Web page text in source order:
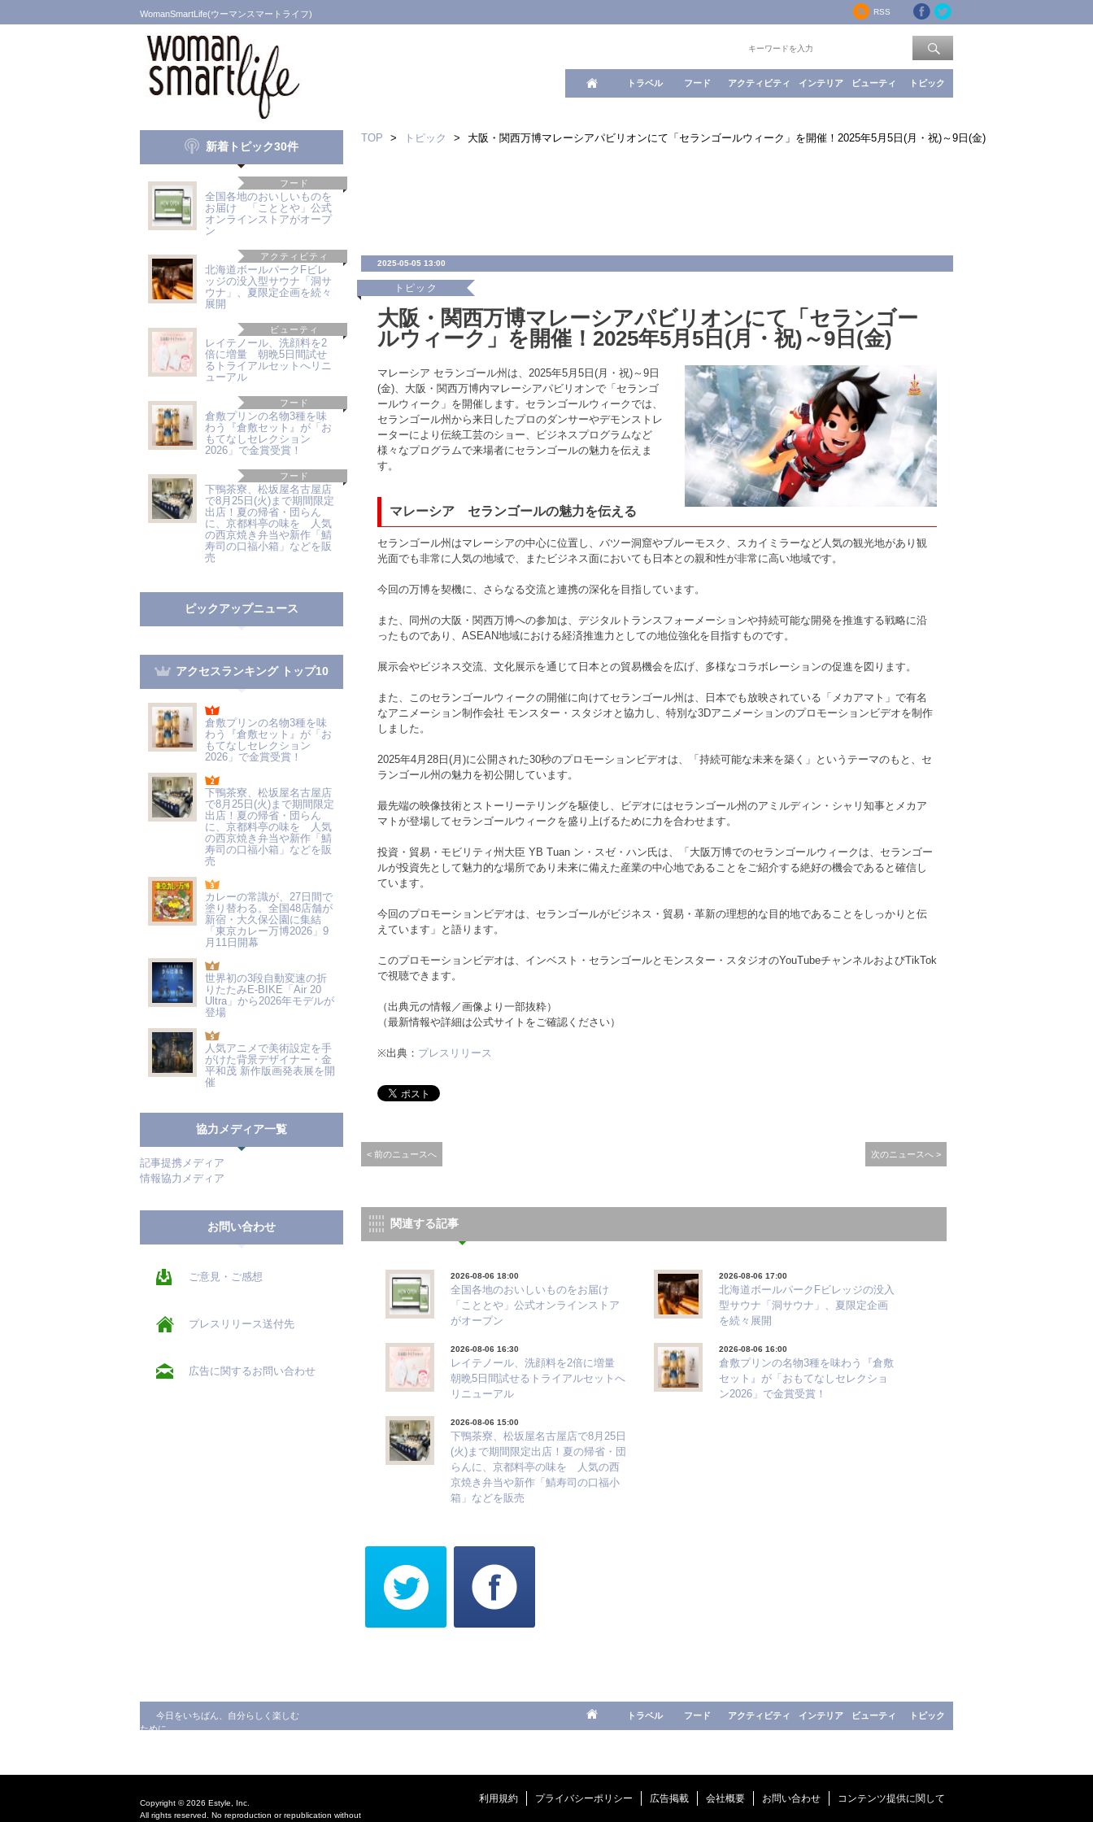
WomanSmartLife(ウーマンスマートライフ) RSS
トラベル フード アクティビティ インテリア ビューティ トピック
新着トピック30件
フード
全国各地のおいしいものを
お届け 「こととや」公式
オンラインストアがオープ
ン
アクティビティ
北海道ボールパークFビレ
ッジの没入型サウナ「洞サ
ウナ」、夏限定企画を続々
展開
ビューティ
レイテノール、洗顔料を2
倍に増量 朝晩5日間試せ
るトライアルセットへリニ
ューアル
フード
倉敷プリンの名物3種を味
わう『倉敷セット』が「お
もてなしセレクション
2026」で金賞受賞！
フード
下鴨茶寮、松坂屋名古屋店
で8月25日(火)まで期間限定
出店！夏の帰省・団らん
に、京都料亭の味を 人気
の西京焼き弁当や新作「鯖
寿司の口福小箱」などを販
売
ピックアップニュース
アクセスランキング トップ10
倉敷プリンの名物3種を味
わう『倉敷セット』が「お
もてなしセレクション
2026」で金賞受賞！
下鴨茶寮、松坂屋名古屋店
で8月25日(火)まで期間限定
出店！夏の帰省・団らん
に、京都料亭の味を 人気
の西京焼き弁当や新作「鯖
寿司の口福小箱」などを販
売
カレーの常識が、27日間で
塗り替わる。全国48店舗が
新宿・大久保公園に集結
「東京カレー万博2026」9
月11日開幕
世界初の3段自動変速の折
りたたみE-BIKE「Air 20
Ultra」から2026年モデルが
登場
人気アニメで美術設定を手
がけた背景デザイナー・金
平和茂 新作版画発表展を開
催
協力メディア一覧
記事提携メディア
情報協力メディア
お問い合わせ
ご意見・ご感想
プレスリリース送付先
広告に関するお問い合わせ
TOP > トピック > 大阪・関西万博マレーシアパビリオンにて「セランゴールウィーク」を開催！2025年5月5日(月・祝)～9日(金)
2025-05-05 13:00
トピック
大阪・関西万博マレーシアパビリオンにて「セランゴー
ルウィーク」を開催！2025年5月5日(月・祝)～9日(金)
マレーシア セランゴール州は、2025年5月5日(月・祝)～9日
(金)、大阪・関西万博内マレーシアパビリオンで「セランゴ
ールウィーク」を開催します。セランゴールウィークでは、
セランゴール州から来日したプロのダンサーやデモンストレ
ーターにより伝統工芸のショー、ビジネスプログラムなど
様々なプログラムで来場者にセランゴールの魅力を伝えま
す。
マレーシア セランゴールの魅力を伝える
セランゴール州はマレーシアの中心に位置し、バツー洞窟やブルーモスク、スカイミラーなど人気の観光地があり観
光面でも非常に人気の地域で、またビジネス面においても日本との親和性が非常に高い地域です。
今回の万博を契機に、さらなる交流と連携の深化を目指しています。
また、同州の大阪・関西万博への参加は、デジタルトランスフォーメーションや持続可能な開発を推進する戦略に沿
ったものであり、ASEAN地域における経済推進力としての地位強化を目指すものです。
展示会やビジネス交流、文化展示を通じて日本との貿易機会を広げ、多様なコラボレーションの促進を図ります。
また、このセランゴールウィークの開催に向けてセランゴール州は、日本でも放映されている「メカアマト」で有名
なアニメーション制作会社 モンスター・スタジオと協力し、特別な3Dアニメーションのプロモーションビデオを制作
しました。
2025年4月28日(月)に公開された30秒のプロモーションビデオは、「持続可能な未来を築く」というテーマのもと、セ
ランゴール州の魅力を初公開しています。
最先端の映像技術とストーリーテリングを駆使し、ビデオにはセランゴール州のアミルディン・シャリ知事とメカア
マトが登場してセランゴールウィークを盛り上げるために力を合わせます。
投資・貿易・モビリティ州大臣 YB Tuan ン・スゼ・ハン氏は、「大阪万博でのセランゴールウィークは、セランゴー
ルが投資先として魅力的な場所であり未来に備えた産業の中心地であることをご紹介する絶好の機会であると確信し
ています。
今回のプロモーションビデオは、セランゴールがビジネス・貿易・革新の理想的な目的地であることをしっかりと伝
えています」と語ります。
このプロモーションビデオは、インベスト・セランゴールとモンスター・スタジオのYouTubeチャンネルおよびTikTok
で視聴できます。
（出典元の情報／画像より一部抜粋）
（最新情報や詳細は公式サイトをご確認ください）
※出典： プレスリリース
< 前のニュースへ 次のニュースへ >
関連する記事
2026-08-06 18:00
全国各地のおいしいものをお届け
「こととや」公式オンラインストア
がオープン
2026-08-06 17:00
北海道ボールパークFビレッジの没入
型サウナ「洞サウナ」、夏限定企画
を続々展開
2026-08-06 16:30
レイテノール、洗顔料を2倍に増量
朝晩5日間試せるトライアルセットへ
リニューアル
2026-08-06 16:00
倉敷プリンの名物3種を味わう『倉敷
セット』が「おもてなしセレクショ
ン2026」で金賞受賞！
2026-08-06 15:00
下鴨茶寮、松坂屋名古屋店で8月25日
(火)まで期間限定出店！夏の帰省・団
らんに、京都料亭の味を 人気の西
京焼き弁当や新作「鯖寿司の口福小
箱」などを販売
今日をいちばん、自分らしく楽しむ
ために
トラベル フード アクティビティ インテリア ビューティ トピック
Copyright © 2026 Estyle, Inc.
All rights reserved. No reproduction or republication without
コンテンツ提供に関して
お問い合わせ
会社概要
広告掲載
プライバシーポリシー
利用規約